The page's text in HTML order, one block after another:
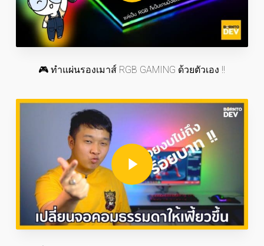
🎮 ทำแผ่นรองเมาส์ RGB GAMING ด้วยตัวเอง !!
Play Video
Play Video